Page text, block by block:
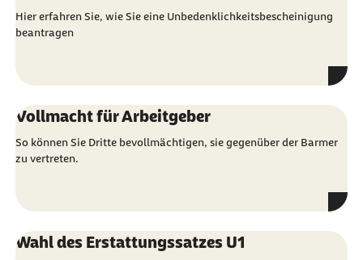
Hier erfahren Sie, wie Sie eine Unbedenklichkeitsbescheinigung
beantragen
Vollmacht für Arbeitgeber
So können Sie Dritte bevollmächtigen, sie gegenüber der Barmer
zu vertreten.
Wahl des Erstattungssatzes U1